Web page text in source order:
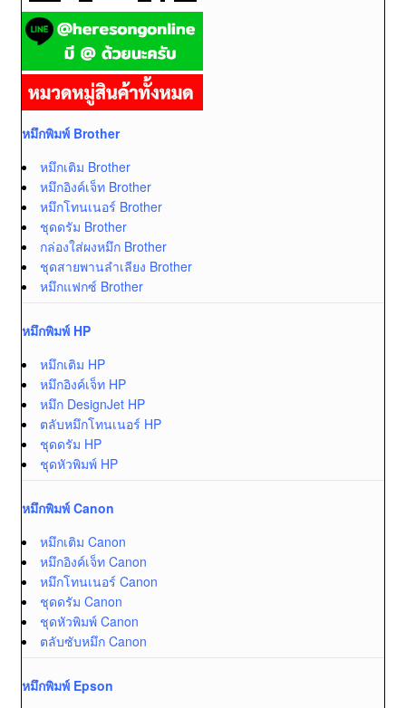
หมึกพิมพ์ Brother
หมึกเติม Brother
หมึกอิงค์เจ็ท Brother
หมึกโทนเนอร์ Brother
ชุดดรัม Brother
กล่องใส่ผงหมึก Brother
ชุดสายพานลำเลียง Brother
หมึกแฟกซ์ Brother
หมึกพิมพ์ HP
หมึกเติม HP
หมึกอิงค์เจ็ท HP
หมึก DesignJet HP
ตลับหมึกโทนเนอร์ HP
ชุดดรัม HP
ชุดหัวพิมพ์ HP
หมึกพิมพ์ Canon
หมึกเติม Canon
หมึกอิงค์เจ็ท Canon
หมึกโทนเนอร์ Canon
ชุดดรัม Canon
ชุดหัวพิมพ์ Canon
ตลับซับหมึก Canon
หมึกพิมพ์ Epson